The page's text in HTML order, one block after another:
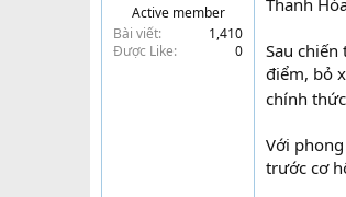
Active member
Bài viết
1,410
Được Like
0
Thanh
Sau
điểm, bỏ
chính
Với
trước cơ